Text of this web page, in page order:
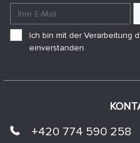
+420 774 590 258
Ich bin mit der Verarbeitung
einverstanden